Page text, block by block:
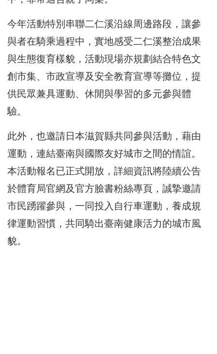
今年活動特別串聯二仁溪沿線周邊路段，讓參
與者在騎乘過程中，實地感受二仁溪整治成果
與生態復育樣貌，活動現場亦規劃結合特色文
創市集、市政宣導及安全教育宣導等攤位，提
供民眾兼具運動、休閒與學習的多元參與體
驗。
此外，也邀請日本滋賀縣共同參與活動，藉由
運動，連結臺南與國際友好城市之間的情誼。
本活動報名已正式開放，詳細資訊將陸續公告
於體育局官網及官方臉書粉絲專頁，誠摯邀請
市民踴躍參與，一同投入自行車運動，養成規
律運動習慣，共同騎出臺南健康活力的城市風
貌。